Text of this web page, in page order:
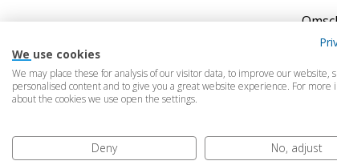
Bij
We use cookies
We may place these for analysis of our visitor data, to improve our website,
personalised content and to give you a great website experience. For more
about the cookies we use open the settings.
Deny
No, adjust